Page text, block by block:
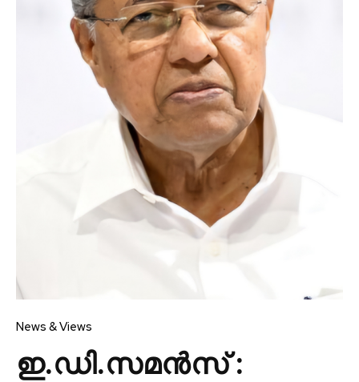
News & Views
ഇ.ഡി.സമൻസ് :